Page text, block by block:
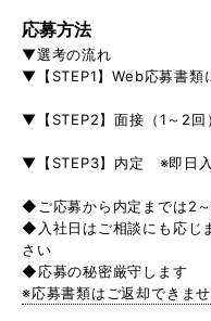
応募方法
▼選考の流れ
▼【STEP1】Web応募書類
▼【STEP2】面接（1～2回
▼【STEP3】内定 ※即日入
◆ご応募から内定までは2
◆入社日はご相談にも応じ
さい
◆応募の秘密厳守します
※応募書類はご返却できま